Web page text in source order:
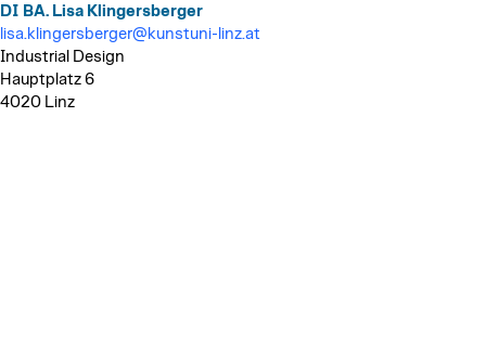
DI BA. Lisa Klingersberger
lisa.klingersberger@kunstuni-linz.at
Industrial Design
Hauptplatz 6
4020 Linz